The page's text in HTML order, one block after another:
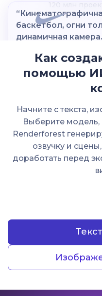
“Сёрфер босиком
под мышкой,
Тёплые тона,
120 млн
Как
помощью
Начните с текста,
Выберите модель,
Renderforest
озвучку и
доработать перед